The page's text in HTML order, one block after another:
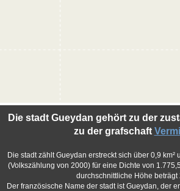
Die stadt Gueydan gehört zu der
zu der grafschaft
Die stadt zählt Gueydan erstreckt sich über 0,9
(Volkszählung von 2000) für eine Dichte von
durchschnittliche Höhe beträgt
Der französische Name der stadt ist Gueydan, der